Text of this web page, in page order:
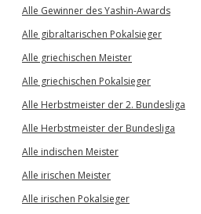
Alle Gewinner des Yashin-Awards
Alle gibraltarischen Pokalsieger
Alle griechischen Meister
Alle griechischen Pokalsieger
Alle Herbstmeister der 2. Bundesliga
Alle Herbstmeister der Bundesliga
Alle indischen Meister
Alle irischen Meister
Alle irischen Pokalsieger